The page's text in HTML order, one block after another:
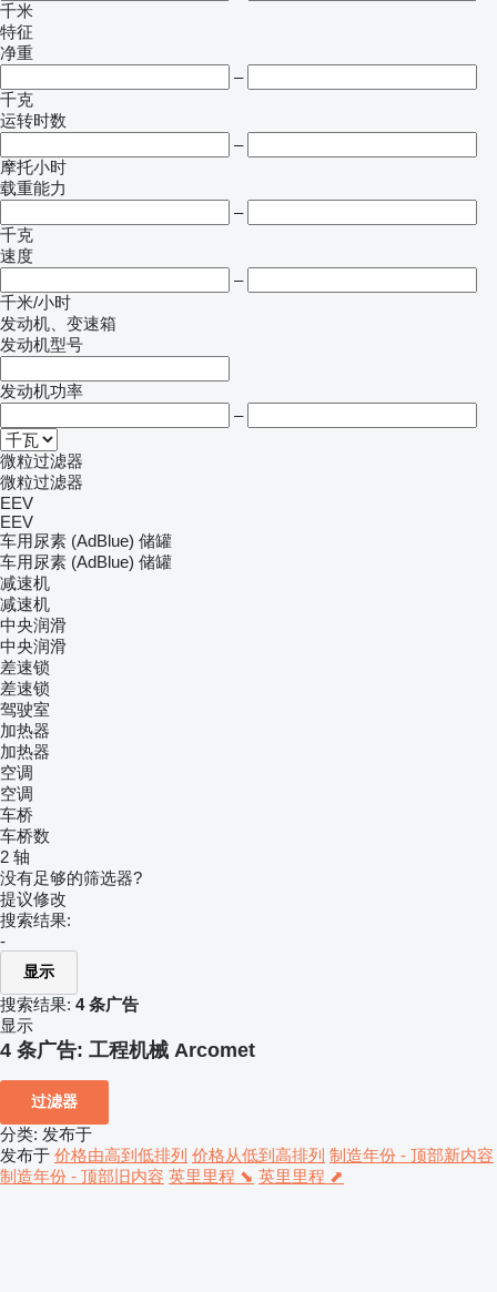
千米
特征
净重
–
千克
运转时数
–
摩托小时
载重能力
–
千克
速度
–
千米/小时
发动机、变速箱
发动机型号
发动机功率
–
微粒过滤器
微粒过滤器
EEV
EEV
车用尿素 (AdBlue) 储罐
车用尿素 (AdBlue) 储罐
减速机
减速机
中央润滑
中央润滑
差速锁
差速锁
驾驶室
加热器
加热器
空调
空调
车桥
车桥数
2 轴
没有足够的筛选器?
提议修改
搜索结果:
-
显示
搜索结果: 4 条广告
显示
4 条广告: 工程机械 Arcomet
过滤器
分类: 发布于
发布于 价格由高到低排列 价格从低到高排列 制造年份 - 顶部新内容
制造年份 - 顶部旧内容 英里里程 ⬊ 英里里程 ⬈